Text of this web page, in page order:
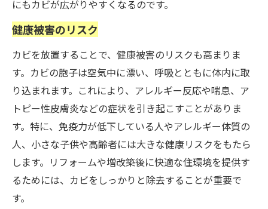
にもカビが広がりやすくなるのです。
健康被害のリスク
カビを放置することで、健康被害のリスクも高まりま
す。カビの胞子は空気中に漂い、呼吸とともに体内に取
り込まれます。これにより、アレルギー反応や喘息、ア
トピー性皮膚炎などの症状を引き起こすことがありま
す。特に、免疫力が低下している人やアレルギー体質の
人、小さな子供や高齢者には大きな健康リスクをもたら
します。リフォームや増改築後に快適な住環境を提供す
るためには、カビをしっかりと除去することが重要で
す。